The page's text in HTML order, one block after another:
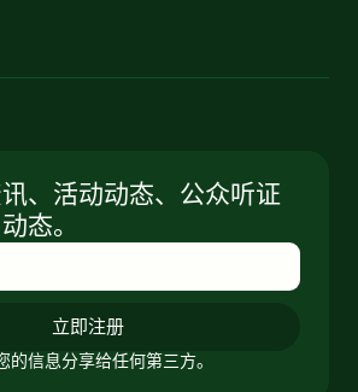
、活动动态、公众听证
态。
立即注册
信息分享给任何第三方。